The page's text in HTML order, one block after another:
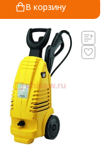
В корзину